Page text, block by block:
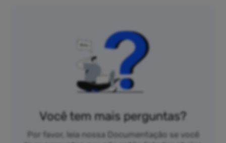
Você tem mais perguntas?
Por favor, leia nossa Documentação se você